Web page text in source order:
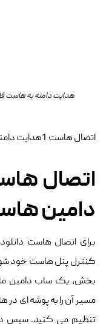
هدایت دامنه به هاست
اتصال هاست 1هدایت دامنه به هاست فایل
اتصال
دامین
برای اتصال هاست
مسیر آن را به پوشه ای